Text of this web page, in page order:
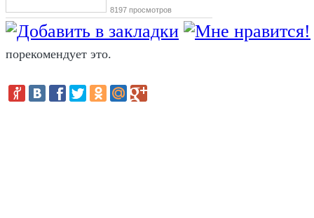
8197 просмотров
порекомендует это.